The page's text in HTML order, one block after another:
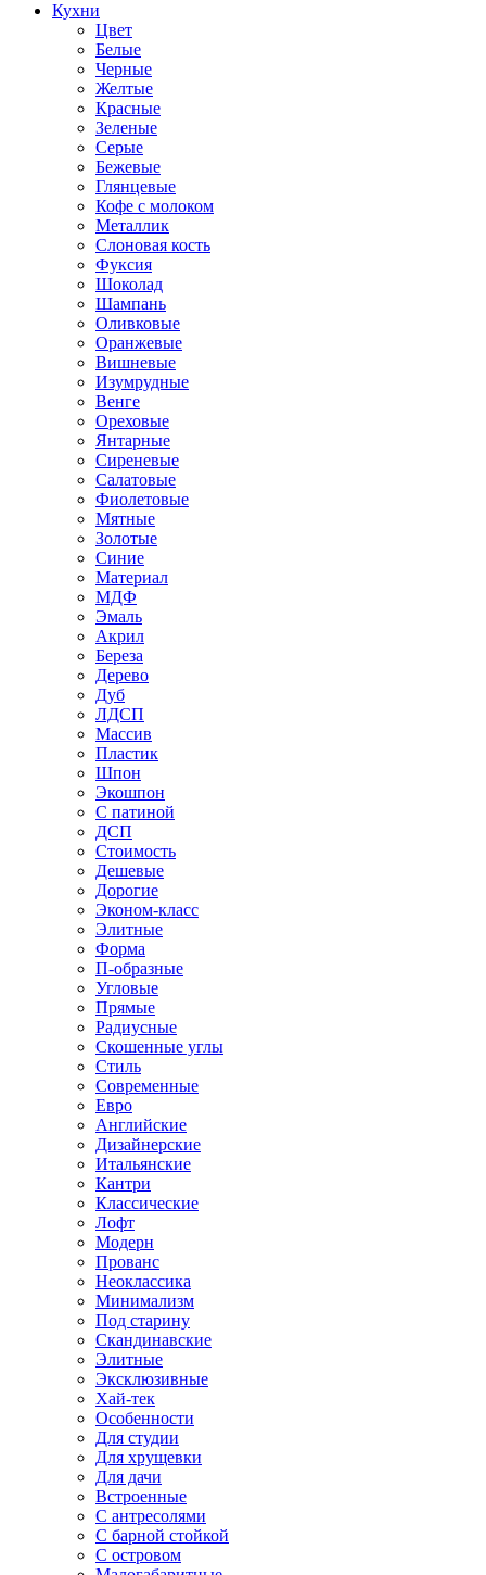
Кухни
Цвет
Белые
Черные
Желтые
Красные
Зеленые
Серые
Бежевые
Глянцевые
Кофе с молоком
Металлик
Слоновая кость
Фуксия
Шоколад
Шампань
Оливковые
Оранжевые
Вишневые
Изумрудные
Венге
Ореховые
Янтарные
Сиреневые
Салатовые
Фиолетовые
Мятные
Золотые
Синие
Материал
МДФ
Эмаль
Акрил
Береза
Дерево
Дуб
ЛДСП
Массив
Пластик
Шпон
Экошпон
С патиной
ДСП
Стоимость
Дешевые
Дорогие
Эконом-класс
Элитные
Форма
П-образные
Угловые
Прямые
Радиусные
Скошенные углы
Стиль
Современные
Евро
Английские
Дизайнерские
Итальянские
Кантри
Классические
Лофт
Модерн
Прованс
Неоклассика
Минимализм
Под старину
Скандинавские
Элитные
Эксклюзивные
Хай-тек
Особенности
Для студии
Для хрущевки
Для дачи
Встроенные
С антресолями
С барной стойкой
С островом